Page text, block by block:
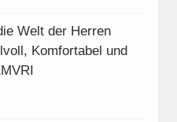
Welt der Herren
Komfortabel und